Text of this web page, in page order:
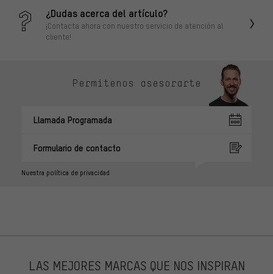
¿Dudas acerca del artículo?
¡Contacta ahora con nuestro servicio de atención al
cliente!
Permítenos asesorarte
Llamada Programada
Formulario de contacto
Nuestra política de privacidad
LAS MEJORES MARCAS QUE NOS INSPIRAN